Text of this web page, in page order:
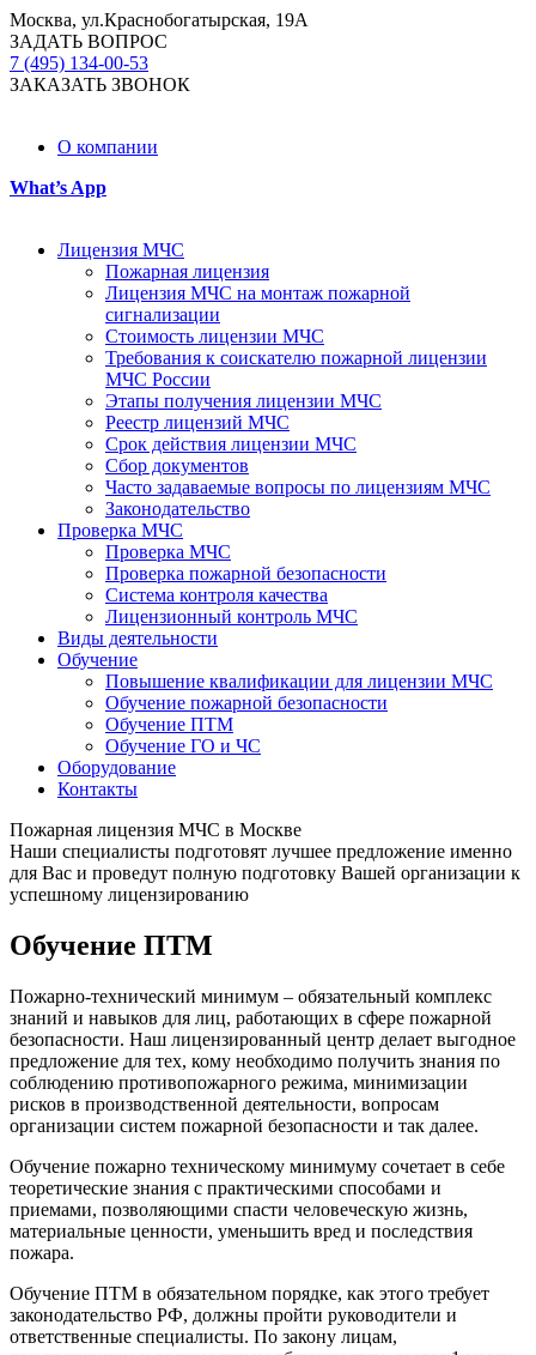
Москва, ул.Краснобогатырская, 19А
ЗАДАТЬ ВОПРОС
7 (495) 134-00-53
ЗАКАЗАТЬ ЗВОНОК
О компании
What’s App
Лицензия МЧС
Пожарная лицензия
Лицензия МЧС на монтаж пожарной
сигнализации
Стоимость лицензии МЧС
Требования к соискателю пожарной лицензии
МЧС России
Этапы получения лицензии МЧС
Реестр лицензий МЧС
Срок действия лицензии МЧС
Сбор документов
Часто задаваемые вопросы по лицензиям МЧС
Законодательство
Проверка МЧС
Проверка МЧС
Проверка пожарной безопасности
Система контроля качества
Лицензионный контроль МЧС
Виды деятельности
Обучение
Повышение квалификации для лицензии МЧС
Обучение пожарной безопасности
Обучение ПТМ
Обучение ГО и ЧС
Оборудование
Контакты
Пожарная лицензия МЧС в Москве
Наши специалисты подготовят лучшее предложение именно
для Вас и проведут полную подготовку Вашей организации к
успешному лицензированию
Обучение ПТМ
Пожарно-технический минимум – обязательный комплекс
знаний и навыков для лиц, работающих в сфере пожарной
безопасности. Наш лицензированный центр делает выгодное
предложение для тех, кому необходимо получить знания по
соблюдению противопожарного режима, минимизации
рисков в производственной деятельности, вопросам
организации систем пожарной безопасности и так далее.
Обучение пожарно техническому минимуму сочетает в себе
теоретические знания с практическими способами и
приемами, позволяющими спасти человеческую жизнь,
материальные ценности, уменьшить вред и последствия
пожара.
Обучение ПТМ в обязательном порядке, как этого требует
законодательство РФ, должны пройти руководители и
ответственные специалисты. По закону лицам,